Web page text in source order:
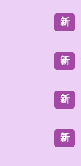
新
新
新
新